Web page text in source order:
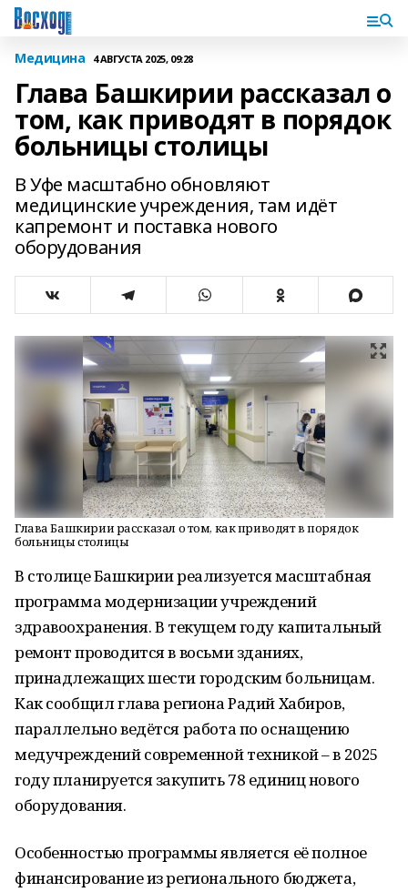
Медицина 4 АВГУСТА 2025, 09:28
Глава Башкирии рассказал о
том, как приводят в порядок
больницы столицы
В Уфе масштабно обновляют
медицинские учреждения, там идёт
капремонт и поставка нового
оборудования
Глава Башкирии рассказал о том, как приводят в порядок
больницы столицы
В столице Башкирии реализуется масштабная
программа модернизации учреждений
здравоохранения. В текущем году капитальный
ремонт проводится в восьми зданиях,
принадлежащих шести городским больницам.
Как сообщил глава региона Радий Хабиров,
параллельно ведётся работа по оснащению
медучреждений современной техникой – в 2025
году планируется закупить 78 единиц нового
оборудования.
Особенностью программы является её полное
финансирование из регионального бюджета,